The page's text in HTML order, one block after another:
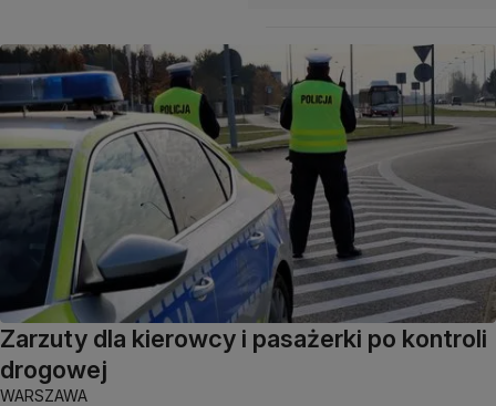
Zarzuty dla kierowcy i pasażerki po kontroli
drogowej
WARSZAWA